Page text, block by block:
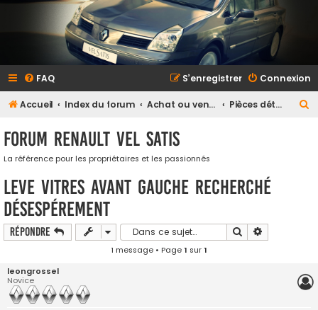
FAQ Connexion
S’enregistrer
Accueil Index du forum Achat ou vente Pièces détachées et accessoires
Forum Renault VEL SATIS
La référence pour les propriétaires et les passionnés
Leve vitres avant gauche recherché
désespérement
Répondre Rechercher
1 message • Page1 sur1
leongrossel
Novice